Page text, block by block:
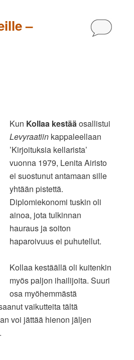
–
Kommentoi
Kun Kollaa kestääosallistui
Levyraatiin kappaleellaan
’Kirjoituksia kellarista’
vuonna 1979, Lenita Airisto
ei suostunut antamaan sille
yhtään pistettä.
Diplomiekonomi tuskin oli
ainoa, jota tulkinnan
hauraus ja soiton
haparoivuus ei puhutellut.
Kollaa kestäällä oli kuitenkin
myös paljon ihailijoita. Suuri
osa myöhemmästä
vaikutteita tältä
voi jättää hienon jäljen